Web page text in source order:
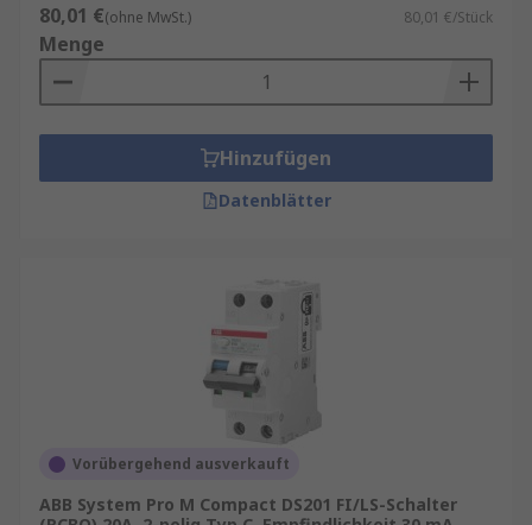
80,01 €(ohne MwSt.) 80,01 €/Stück
Menge
Hinzufügen
Datenblätter
Vorübergehend ausverkauft
ABB System Pro M Compact DS201 FI/LS-Schalter